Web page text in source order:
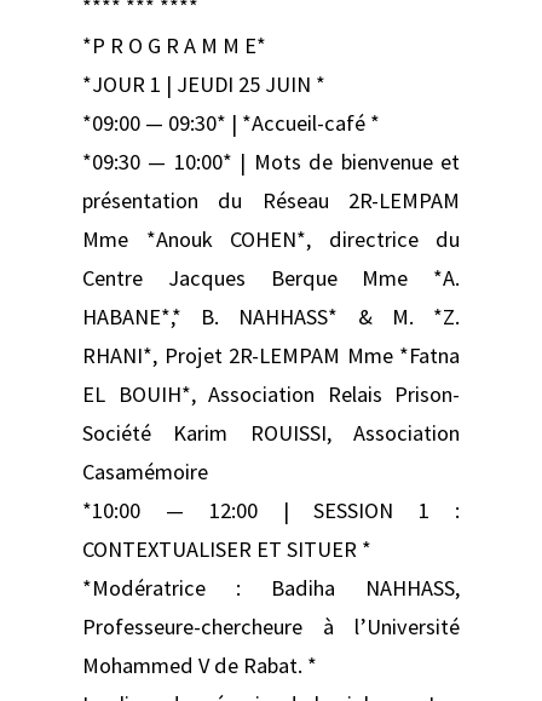
**** *** ****
*P R O G R A M M E*
*JOUR 1 | JEUDI 25 JUIN *
*09:00 — 09:30* | *Accueil-café *
*09:30 — 10:00* | Mots de bienvenue et
présentation du Réseau 2R-LEMPAM
Mme *Anouk COHEN*, directrice du
Centre Jacques Berque Mme *A.
HABANE*,* B. NAHHASS* & M. *Z.
RHANI*, Projet 2R-LEMPAM Mme *Fatna
EL BOUIH*, Association Relais Prison-
Société Karim ROUISSI, Association
Casamémoire
*10:00 — 12:00 | SESSION 1 :
CONTEXTUALISER ET SITUER *
*Modératrice : Badiha NAHHASS,
Professeure-chercheure à l’Université
Mohammed V de Rabat. *